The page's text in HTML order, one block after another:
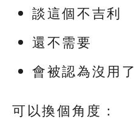
談這個不吉利
還不需要
會被認為沒用了
可以換個角度：